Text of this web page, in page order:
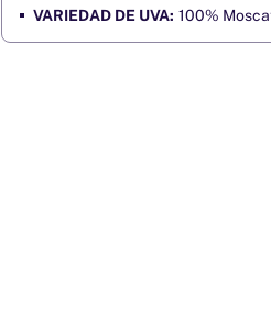
VARIEDAD DE UVA: 100%